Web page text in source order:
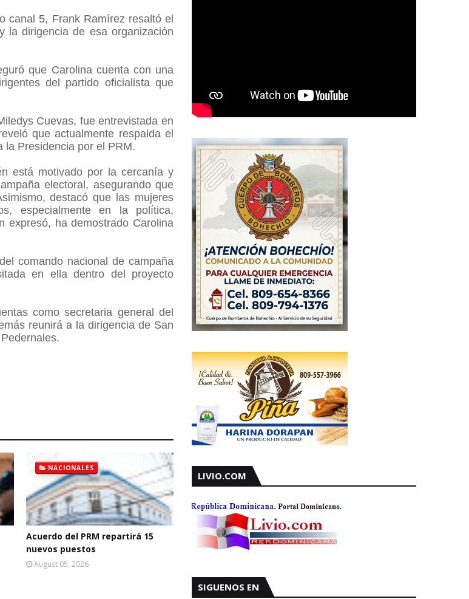
canal 5, Frank Ramírez resaltó el
la dirigencia de esa organización
que Carolina cuenta con una
del partido oficialista que
Cuevas, fue entrevistada en
que actualmente respalda el
la Presidencia por el PRM.
está motivado por la cercanía у
electoral, asegurando que
destacó que las mujeres
especialmente en la política,
expresó, ha demostrado Carolina
comando nacional de campaña
en ella dentro del proyecto
como secretaria general del
reunirá a la dirigencia de San
NACIONALES
Acuerdo del PRM repartirá 15
nuevos puestos
August 05, 2026
LIVIO.COM
SIGUENOS EN